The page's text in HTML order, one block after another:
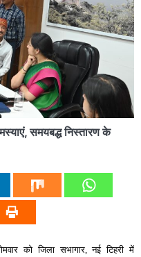
समयबद्ध निस्तारण के
को जिला सभागार, नई टिहरी में